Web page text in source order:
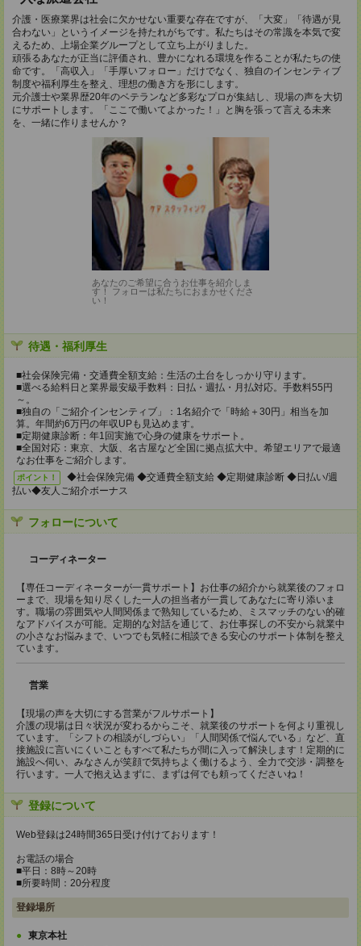
介護・医療業界は社会に欠かせない重要な存在ですが、「大変」「待遇が見
合わない」というイメージを持たれがちです。私たちはその常識を本気で変
えるため、上場企業グループとして立ち上がりました。
頑張るあなたが正当に評価され、豊かになれる環境を作ることが私たちの使
命です。「高収入」「手厚いフォロー」だけでなく、独自のインセンティブ
制度や福利厚生を整え、理想の働き方を形にします。
元介護士や業界歴20年のベテランなど多彩なプロが集結し、現場の声を大切
にサポートします。「ここで働いてよかった！」と胸を張って言える未来
を、一緒に作りませんか？
あなたのご希望に合うお仕事を紹介しま
す！ フォローは私たちにおまかせくださ
い！
待遇・福利厚生
■社会保険完備・交通費全額支給：生活の土台をしっかり守ります。
■選べる給料日と業界最安級手数料：日払・週払・月払対応。手数料55円
～。
■独自の「ご紹介インセンティブ」：1名紹介で「時給＋30円」相当を加
算。年間約6万円の年収UPも見込めます。
■定期健康診断：年1回実施で心身の健康をサポート。
■全国対応：東京、大阪、名古屋など全国に拠点拡大中。希望エリアで最適
なお仕事をご紹介します。
ポイント！
◆社会保険完備 ◆交通費全額支給 ◆定期健康診断 ◆日払い/週
払い◆友人ご紹介ボーナス
フォローについて
コーディネーター
【専任コーディネーターが一貫サポート】お仕事の紹介から就業後のフォロ
ーまで、現場を知り尽くした一人の担当者が一貫してあなたに寄り添いま
す。職場の雰囲気や人間関係まで熟知しているため、ミスマッチのない的確
なアドバイスが可能。定期的な対話を通じて、お仕事探しの不安から就業中
の小さなお悩みまで、いつでも気軽に相談できる安心のサポート体制を整え
ています。
営業
【現場の声を大切にする営業がフルサポート】
介護の現場は日々状況が変わるからこそ、就業後のサポートを何より重視し
ています。「シフトの相談がしづらい」「人間関係で悩んでいる」など、直
接施設に言いにくいこともすべて私たちが間に入って解決します！定期的に
施設へ伺い、みなさんが笑顔で気持ちよく働けるよう、全力で交渉・調整を
行います。一人で抱え込まずに、まずは何でも頼ってくださいね！
登録について
Web登録は24時間365日受け付けております！
お電話の場合
■平日：8時～20時
■所要時間：20分程度
登録場所
東京本社